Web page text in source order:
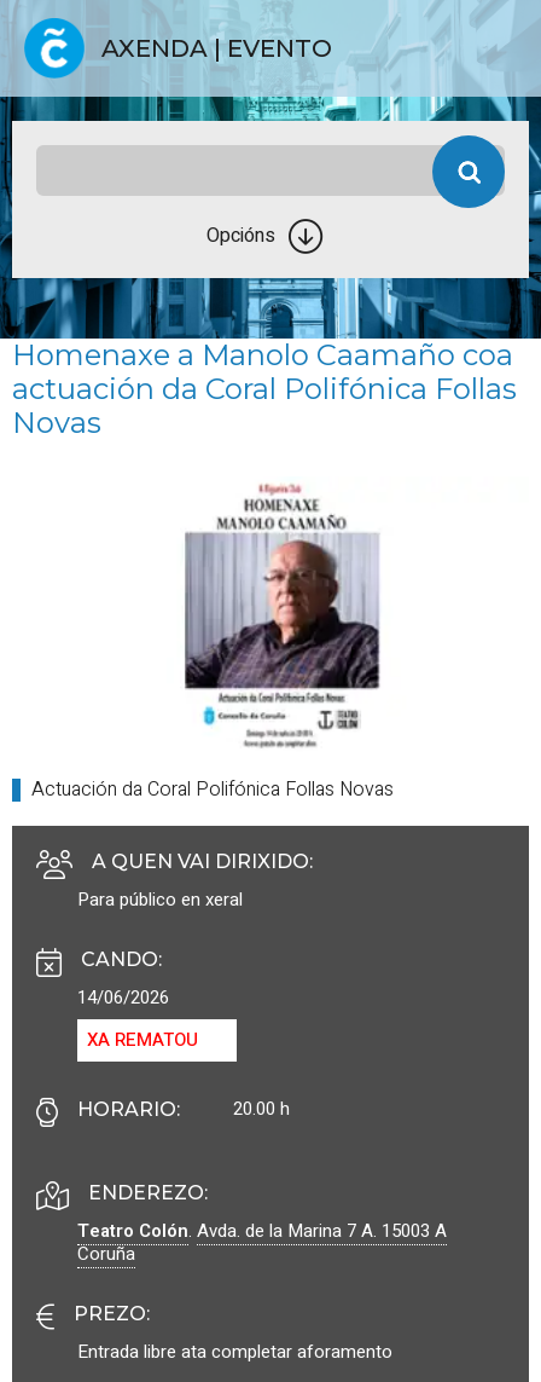
AXENDA | EVENTO
Opcións
Homenaxe a Manolo Caamaño coa
actuación da Coral Polifónica Follas
Novas
Actuación da Coral Polifónica Follas Novas
A QUEN VAI DIRIXIDO:
Para público en xeral
CANDO:
14/06/2026
XA REMATOU
HORARIO: 20.00 h
ENDEREZO:
Teatro Colón. Avda. de la Marina 7 A. 15003 A
Coruña
PREZO:
Entrada libre ata completar aforamento